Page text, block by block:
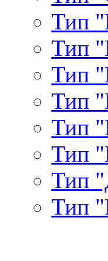
Тип
Тип
Тип
Тип
Тип
Тип
Тип
Тип